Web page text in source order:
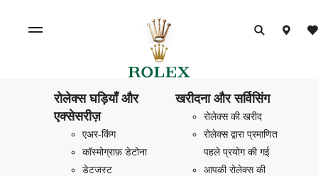
रोलेक्स घड़ियाँ और
एक्सेसरीज़
एअर-किंग
कॉस्मोग्राफ़ डेटोना
डेटजस्ट
खरीदना और सर्विसिंग
रोलेक्स की खरीद
रोलेक्स द्वारा प्रमाणित
पहले प्रयोग की गई
आपकी रोलेक्स की